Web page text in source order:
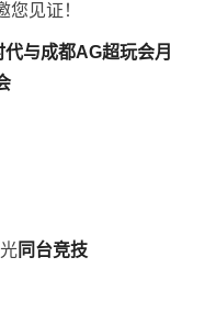
见证！
代与成都AG超玩会月
同台竞技